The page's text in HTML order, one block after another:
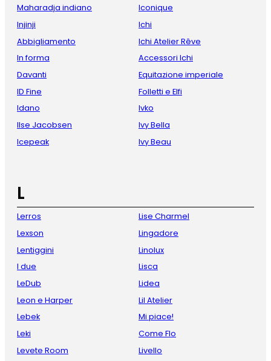
Maharadja indiano
Injinji
Abbigliamento
In forma
Davanti
ID Fine
Idano
Ilse Jacobsen
Icepeak
Iconique
Ichi
Ichi Atelier Rêve
Accessori Ichi
Equitazione imperiale
Folletti e Elfi
Ivko
Ivy Bella
Ivy Beau
L
Lerros
Lexson
Lentiggini
I due
LeDub
Leon e Harper
Lebek
Leki
Levete Room
Lise Charmel
Lingadore
Linolux
Lisca
Lidea
Lil Atelier
Mi piace!
Come Flo
Livello